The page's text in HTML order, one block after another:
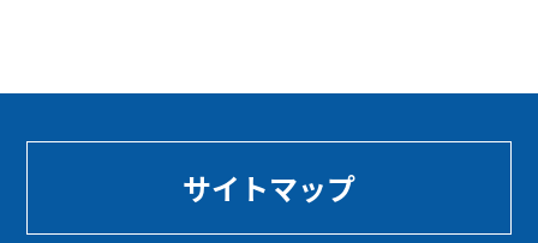
サイトマップ